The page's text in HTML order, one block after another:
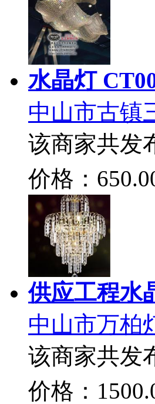
水晶灯
中山市古镇
该商家共发
价格：
供应工程水
中山市万柏
该商家共发
价格：